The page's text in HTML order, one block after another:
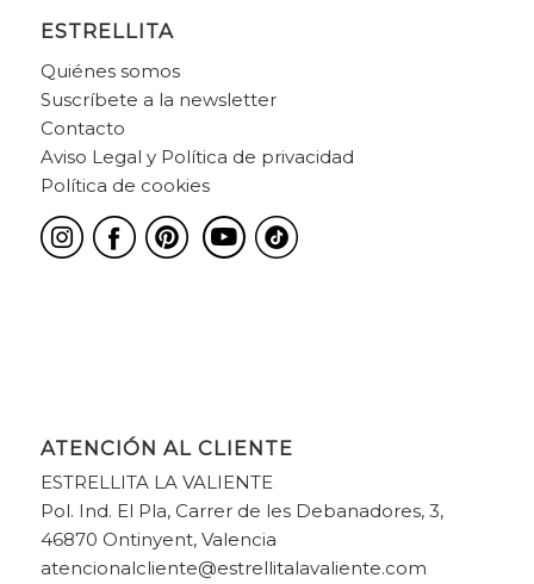
ESTRELLITA
Quiénes somos
Suscríbete a la newsletter
Contacto
Aviso Legal y Política de privacidad
Política de cookies
ATENCIÓN AL CLIENTE
ESTRELLITA LA VALIENTE
Pol. Ind. El Pla, Carrer de les Debanadores, 3,
46870 Ontinyent, Valencia
atencionalcliente@estrellitalavaliente.com